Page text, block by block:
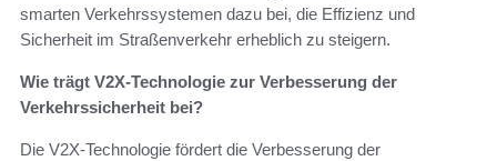
smarten Verkehrssystemen dazu bei, die Effizienz und
Sicherheit im Straßenverkehr erheblich zu steigern.
Wie trägt V2X-Technologie zur Verbesserung der
Verkehrssicherheit bei?
Die V2X-Technologie fördert die Verbesserung der